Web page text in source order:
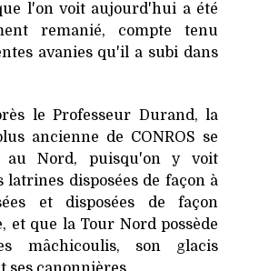
l'on voit aujourd'hui a été
remanié, compte tenu
avanies qu'il a subi dans
le Professeur Durand, la
ancienne de CONROS se
au Nord, puisqu'on y voit
latrines disposées de façon à
et disposées de façon
et que la Tour Nord possède
mâchicoulis, son glacis